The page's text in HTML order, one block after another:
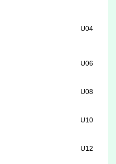
U04
U06
U08
U10
U12